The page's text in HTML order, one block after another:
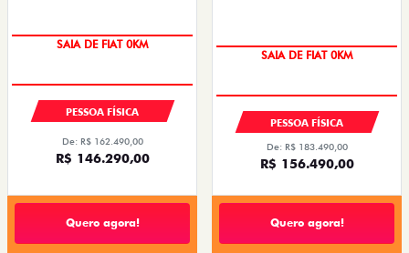
PESSOA FÍSICA
De: R$ 162.490,00
R$ 146.290,00
Quero agora!
PESSOA FÍSICA
De: R$ 183.490,00
R$ 156.490,00
Quero agora!